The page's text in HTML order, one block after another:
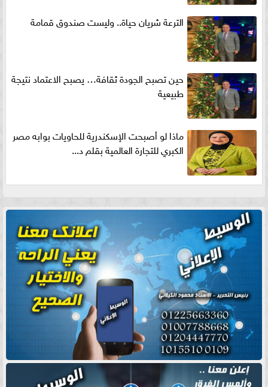
الترعة شريان حياة.. وليست صندوق قمامة
حين تصبح الجودة ثقافة… يصبح الاعتماد نتيجة
طبيعية
ماذا لو أصبحت الإسكندرية للحاويات بوابه مصر
الكبري للتجارة العالمية بقلم د...